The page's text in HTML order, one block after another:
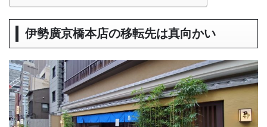
伊勢廣京橋本店の移転先は真向かい